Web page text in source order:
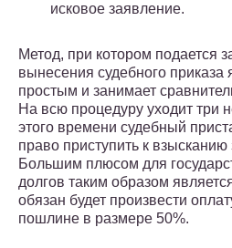
исковое заявление.
Метод, при котором подается
вынесения судебного приказа
простым и занимает
На всю процедуру уходит три
этого времени судебный
право приступить к
Большим плюсом для
долгов таким образом
обязан будет произвести
пошлине в размере 50%.